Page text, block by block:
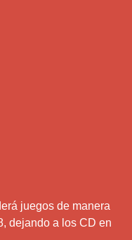
juegos de manera
dejando a los CD en